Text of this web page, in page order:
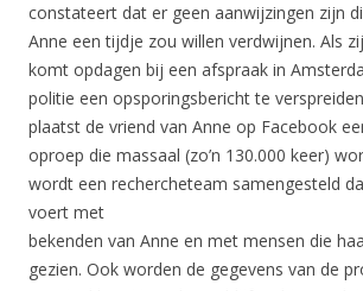
constateert dat er geen aanwijzingen zijn
Anne een tijdje zou willen verdwijnen. Als
komt opdagen bij een afspraak in
politie een opsporingsbericht te
plaatst de vriend van Anne op Facebook
oproep die massaal (zo’n 130.000 keer)
wordt een rechercheteam samengesteld
voert met
bekenden van Anne en met mensen die
gezien. Ook worden de gegevens van de